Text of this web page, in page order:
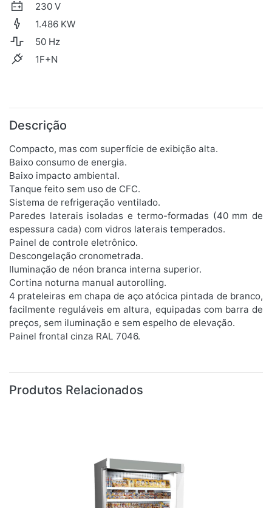
230 V
1.486 KW
50 Hz
1F+N
Descrição
Compacto, mas com superfície de exibição alta.
Baixo consumo de energia.
Baixo impacto ambiental.
Tanque feito sem uso de CFC.
Sistema de refrigeração ventilado.
Paredes laterais isoladas e termo-formadas (40 mm de
espessura cada) com vidros laterais temperados.
Painel de controle eletrônico.
Descongelação cronometrada.
Iluminação de néon branca interna superior.
Cortina noturna manual autorolling.
4 prateleiras em chapa de aço atócica pintada de branco,
facilmente reguláveis em altura, equipadas com barra de
preços, sem iluminação e sem espelho de elevação.
Painel frontal cinza RAL 7046.
Produtos Relacionados